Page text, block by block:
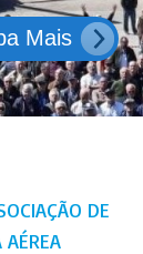
Mais
DE
AÉREA